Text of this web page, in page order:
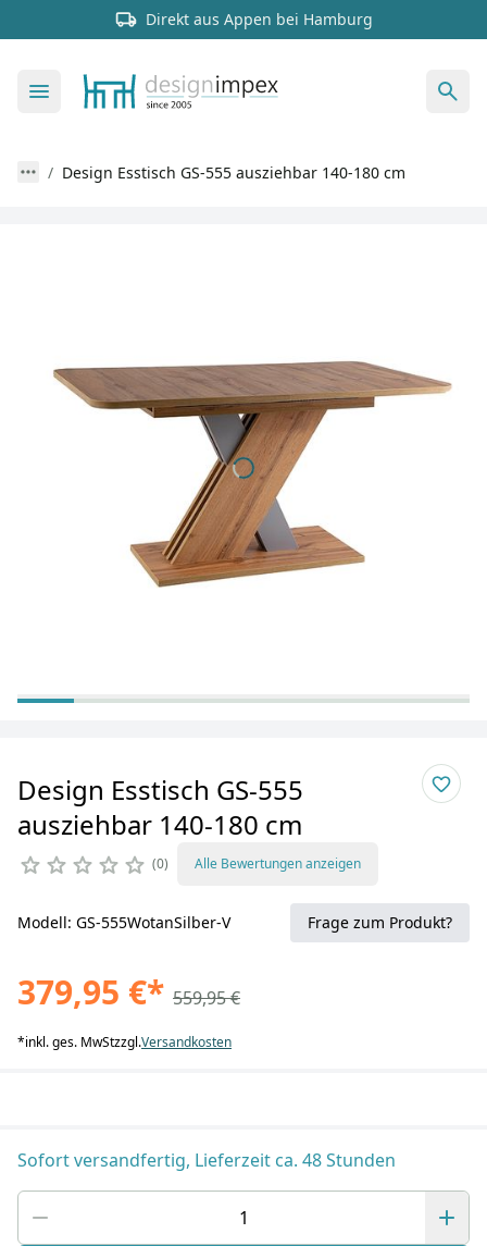
Direkt aus Appen bei Hamburg
Design Esstisch GS-555 ausziehbar 140-180 cm
Design Esstisch GS-555
ausziehbar 140-180 cm
0 Alle Bewertungen anzeigen
Modell: GS-555WotanSilber-V Frage zum Produkt?
379,95 €* 559,95 €
*inkl. ges. MwStzzgl.Versandkosten
Sofort versandfertig, Lieferzeit ca. 48 Stunden